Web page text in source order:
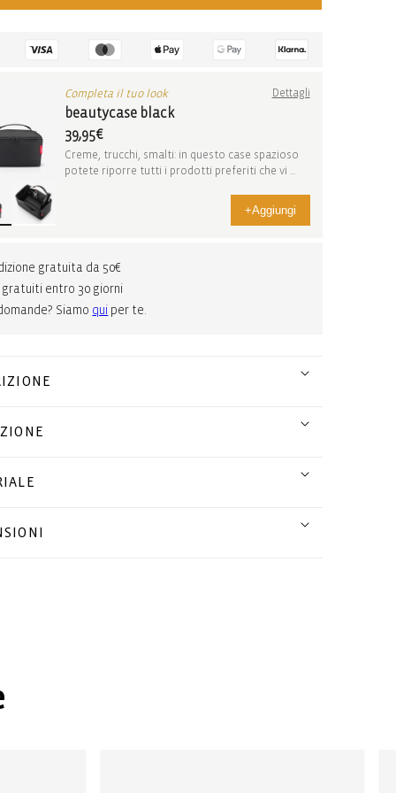
Completa il tuo look Dettagli
beautycase black
39,95€
Creme, trucchi, smalti: in questo case spazioso
potete riporre tutti i prodotti preferiti che vi ...
+Aggiungi
gratuita da 50€
gratuiti entro 30 giorni
Siamo qui per te.